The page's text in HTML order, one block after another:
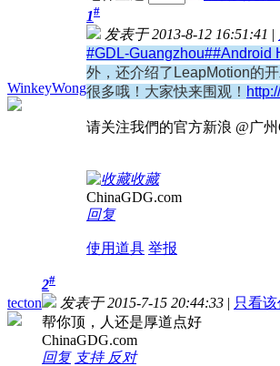
WinkeyWong
1#
发表于 2013-8-12 16:51:41 |
#GDL-Guangzhou##Android
外，还介绍了LeapMotion的
很多哦！大家快来围观！
请关注我們的官方新浪 @广州
收藏
ChinaGDG.com
回复
使用道具 举报
tecton
2#
发表于 2015-7-15 20:44:33 | 只看
帮你顶，人还是厚道点好
ChinaGDG.com
回复 支持 反对